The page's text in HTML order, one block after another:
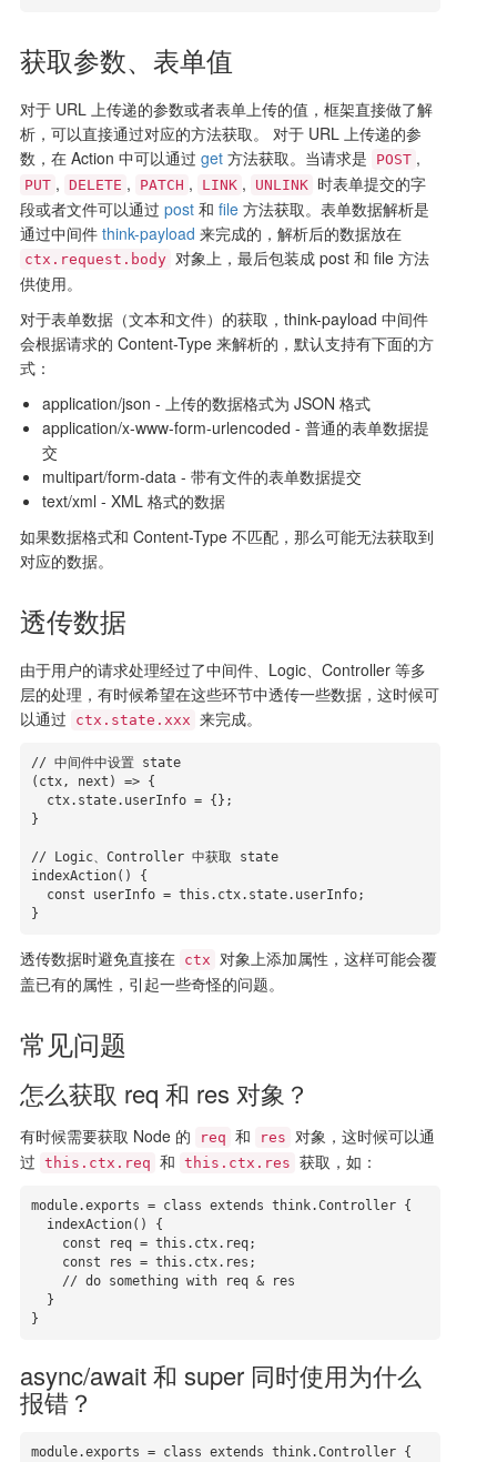
获取参数、表单值
对于 URL 上传递的参数或者表单上传的值，框架直接做了解
析，可以直接通过对应的方法获取。 对于 URL 上传递的参
数，在 Action 中可以通过 get方法获取。当请求是 POST ,
PUT , DELETE , PATCH , LINK , UNLINK
时表单提交的字
段或者文件可以通过 post和 file方法获取。表单数据解析是
通过中间件 think-payload 来完成的，解析后的数据放在
ctx.request.body 对象上，最后包装成 post 和 file 方法
供使用。
对于表单数据（文本和文件）的获取，think-payload 中间件
会根据请求的 Content-Type 来解析的，默认支持有下面的方
式：
application/json - 上传的数据格式为 JSON 格式
application/x-www-form-urlencoded - 普通的表单数据提
交
multipart/form-data - 带有文件的表单数据提交
text/xml - XML 格式的数据
如果数据格式和 Content-Type 不匹配，那么可能无法获取到
对应的数据。
透传数据
由于用户的请求处理经过了中间件、Logic、Controller 等多
层的处理，有时候希望在这些环节中透传一些数据，这时候可
以通过
ctx.state.xxx 来完成。
// 中间件中设置 state
(ctx, next) => {
}
// Logic、Controller 中获取 state
indexAction() {
}
透传数据时避免直接在 ctx 对象上添加属性，这样可能会覆
盖已有的属性，引起一些奇怪的问题。
常见问题
怎么获取 req 和 res 对象？
有时候需要获取 Node 的 req 和 res 对象，这时候可以通
过 this.ctx.req 和 this.ctx.res 获取，如：
module.exports = class extends think.Controller {
}
async/await 和 super 同时使用为什么
报错？
module.exports = class extends think.Controller {